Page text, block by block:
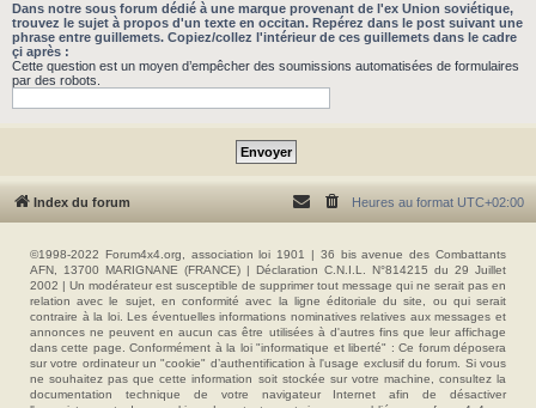
Dans notre sous forum dédié à une marque provenant de l'ex Union soviétique,
trouvez le sujet à propos d'un texte en occitan. Repérez dans le post suivant une
phrase entre guillemets. Copiez/collez l'intérieur de ces guillemets dans le cadre
çi après :
Cette question est un moyen d’empêcher des soumissions automatisées de formulaires
par des robots.
Index du forum Heures au format UTC+02:00
©1998-2022 Forum4x4.org, association loi 1901 | 36 bis avenue des Combattants
AFN, 13700 MARIGNANE (FRANCE) | Déclaration C.N.I.L. N°814215 du 29 Juillet
2002 | Un modérateur est susceptible de supprimer tout message qui ne serait pas en
relation avec le sujet, en conformité avec la ligne éditoriale du site, ou qui serait
contraire à la loi. Les éventuelles informations nominatives relatives aux messages et
annonces ne peuvent en aucun cas être utilisées à d'autres fins que leur affichage
dans cette page. Conformément à la loi "informatique et liberté" : Ce forum déposera
sur votre ordinateur un "cookie" d’authentification à l'usage exclusif du forum. Si vous
ne souhaitez pas que cette information soit stockée sur votre machine, consultez la
documentation technique de votre navigateur Internet afin de désactiver